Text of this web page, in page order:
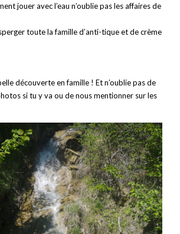
jouer avec l’eau n’oublie pas les affaires de
toute la famille d’anti-tique et de crème
découverte en famille ! Et n’oublie pas de
si tu y va ou de nous mentionner sur les